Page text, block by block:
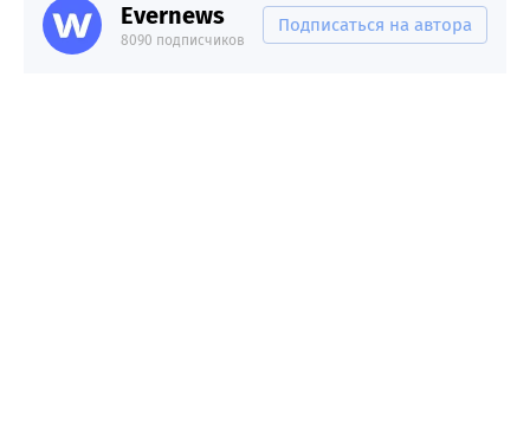
Evernews
8090 подписчиков
Подписаться на автора